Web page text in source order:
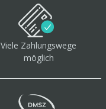
Viele Zahlungswege
möglich